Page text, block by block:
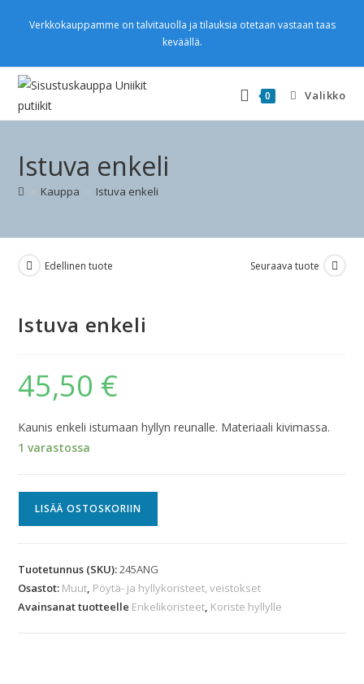
Verkkokauppamme on talvitauolla ja tilauksia otetaan vastaan taas
keväällä.
0 Valikko
Istuva enkeli
Kauppa Istuva enkeli
Edellinen tuote Seuraava tuote
Istuva enkeli
45,50 €
Kaunis enkeli istumaan hyllyn reunalle. Materiaali kivimassa.
1 varastossa
LISÄÄ OSTOSKORIIN
Tuotetunnus (SKU):245ANG
Osastot: Muut, Pöytä- ja hyllykoristeet, veistokset
Avainsanat tuotteelle Enkelikoristeet, Koriste hyllylle